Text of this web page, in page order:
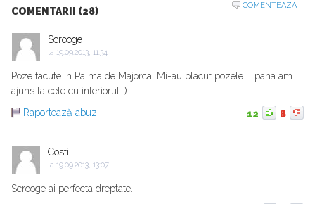
COMENTARII (28)
COMENTEAZA
Scrooge
la 19.09.2013, 11:34
Poze facute in Palma de Majorca. Mi-au placut pozele.... pana am
ajuns la cele cu interiorul :)
Raportează abuz
12 8
Costi
la 19.09.2013, 13:07
Scrooge ai perfecta dreptate.